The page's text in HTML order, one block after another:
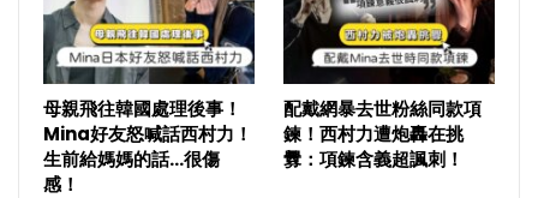
母親飛往韓國處理後事！
Mina好友怒喊話西村力！
生前給媽媽的話…很傷
感！
配戴網暴去世粉絲同款項
鍊！西村力遭炮轟在挑
釁：項鍊含義超諷刺！